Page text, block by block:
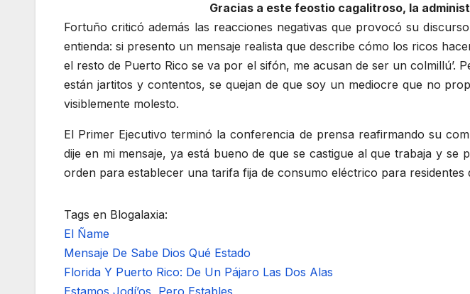
Gracias a este feostio cagalitroso, la
Fortuño criticó además las reacciones negativas que provocó su
entienda: si presento un mensaje realista que describe cómo los ricos
el resto de Puerto Rico se va por el sifón, me acusan de ser un colmillú’.
están jartitos y contentos, se quejan de que soy un mediocre que no
visiblemente molesto.
El Primer Ejecutivo terminó la conferencia de prensa reafirmando su
dije en mi mensaje, ya está bueno de que se castigue al que trabaja y
orden para establecer una tarifa fija de consumo eléctrico para
Tags en Blogalaxia:
El Ñame
Mensaje De Sabe Dios Qué Estado
Florida Y Puerto Rico: De Un Pájaro Las Dos Alas